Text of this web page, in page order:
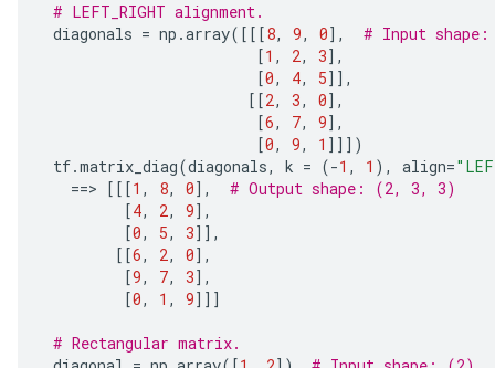
# LEFT_RIGHT alignment.
diagonals = np .array([[[8, 9, 0],
# Input
[1 , 2, 3],
[0, 4, 5]],
[[2, 3, 0],
[6, 7, 9],
[0, 9, 1 ]]])
tf.matrix_diag(diagonals, k = (-1 , 1 ), align=
==> [[[1 , 8, 0],
# Output shape: (2, 3, 3)
[4, 2, 9],
[0, 5, 3]],
[[6, 2, 0],
[9, 7, 3],
[0, 1 , 9]]]
# Rectangular matrix.